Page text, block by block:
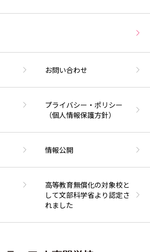
お問い合わせ
プライバシー・ポリシー
（個人情報保護方針）
情報公開
高等教育無償化の対象校と
して文部科学省より認定さ
れました